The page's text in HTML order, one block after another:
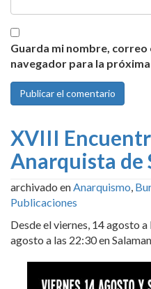
Guarda mi nombre,
navegador para la
XVIII
Anarquista de
archivado en Anarquismo
Publicaciones
Desde el viernes, 14 agosto
agosto a las 22:30 en